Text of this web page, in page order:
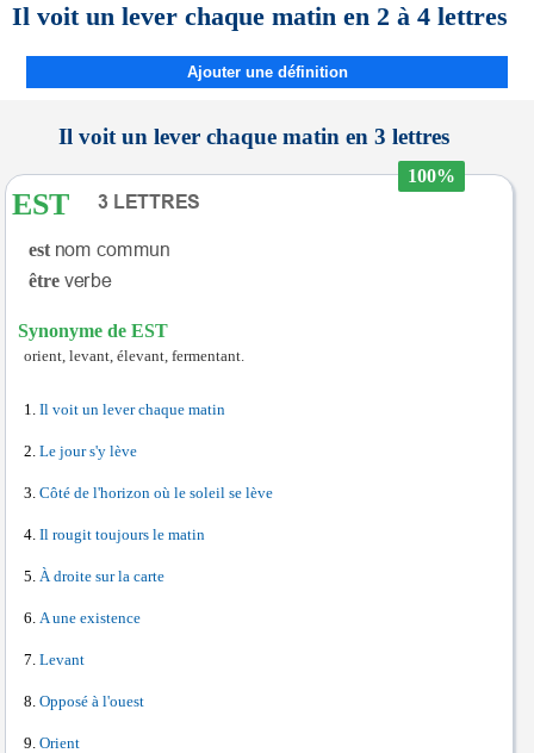
Il voit un lever chaque matin en 2 à 4 lettres
Ajouter une définition
Il voit un lever chaque matin en 3 lettres
100%
EST
est
être
Synonyme de EST
orient, levant, élevant, fermentant.
Il voit un lever chaque matin
Le jour s'y lève
Côté de l'horizon où le soleil se lève
Il rougit toujours le matin
À droite sur la carte
A une existence
Levant
Opposé à l'ouest
Orient